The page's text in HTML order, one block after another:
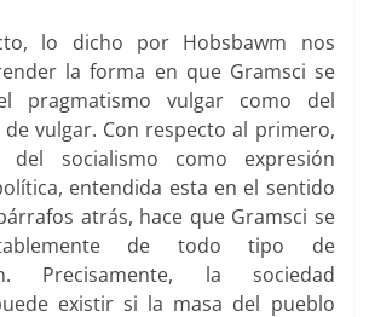
lo dicho por Hobsbawm nos
la forma en que Gramsci se
pragmatismo vulgar como del
vulgar. Con respecto al primero,
del socialismo como expresión
entendida esta en el sentido
atrás, hace que Gramsci se
de todo tipo de
Precisamente, la sociedad
existir si la masa del pueblo